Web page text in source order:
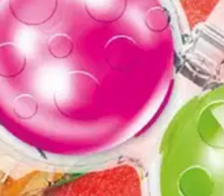
muuten parantaa, anna palautetta.